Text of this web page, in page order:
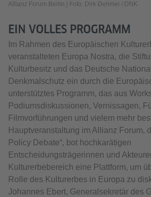
Allianz Forum Berlin | Foto: Dirk Dehmel / DNK
EIN VOLLES PROGRAMM
Im Rahmen des Europäischen
veranstalteten Europa Nostra, die
Kulturbesitz und das Deutsche
Denkmalschutz ein durch die
unterstütztes Programm, das aus
Podiumsdiskussionen, Vernissagen,
Filmvorführungen und vielem mehr
Hauptveranstaltung im Allianz Forum,
Policy Debate“, bot hochkarätigen
Entscheidungsträgerinnen und
Kulturerbebereich eine Plattform, um
Rolle des Kulturerbes in Europa zu
Johannes Ebert, Generalsekretär des